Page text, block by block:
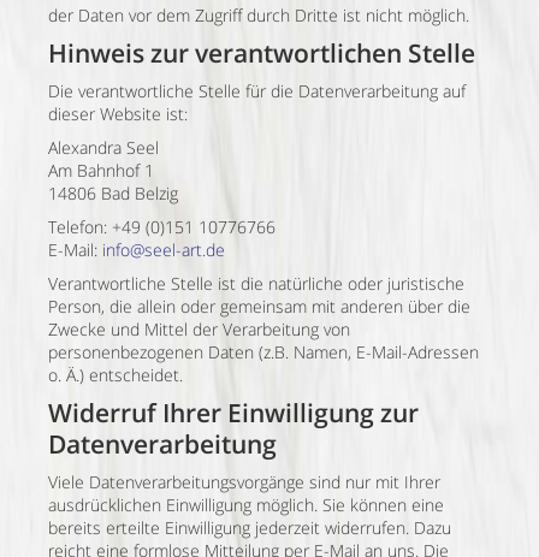
der Daten vor dem Zugriff durch Dritte ist nicht möglich.
Hinweis zur verantwortlichen Stelle
Die verantwortliche Stelle für die Datenverarbeitung auf
dieser Website ist:
Alexandra Seel
Am Bahnhof 1
14806 Bad Belzig
Telefon: +49 (0)151 10776766
E-Mail: info@seel-art.de
Verantwortliche Stelle ist die natürliche oder juristische
Person, die allein oder gemeinsam mit anderen über die
Zwecke und Mittel der Verarbeitung von
personenbezogenen Daten (z.B. Namen, E-Mail-Adressen
o. Ä.) entscheidet.
Widerruf Ihrer Einwilligung zur
Datenverarbeitung
Viele Datenverarbeitungsvorgänge sind nur mit Ihrer
ausdrücklichen Einwilligung möglich. Sie können eine
bereits erteilte Einwilligung jederzeit widerrufen. Dazu
reicht eine formlose Mitteilung per E-Mail an uns. Die